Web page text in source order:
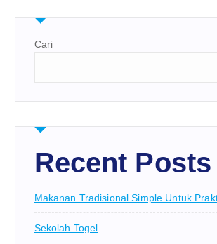
Cari
Recent Posts
Makanan Tradisional Simple Untuk
Sekolah Togel